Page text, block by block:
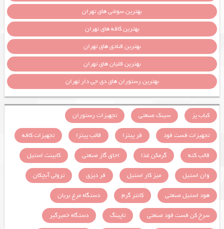
بهترین سوشی های تهران
بهترین کافه های تهران
بهترین قنادی های تهران
بهترین قلیان های تهران
بهترین رستوران های دی جی دار تهران
کباب پز سینک صنعتی
تجهیزات رستوران
تجهیزات فست فود
فر پیتزا قالب پیتزا
تجهیزات کافه
قالب کته
گرمکن غذا اجاق گاز صنعتی
کابینت استیل
وان استیل
میز کار استیل فر دیزی
ترولی آبچکان
هود استیل صنعتی
کانتر گرم
دستگاه مرغ بریان
سرخ کن فست فود صنعتی
تاپینگ
دستگاه خمیرگیر